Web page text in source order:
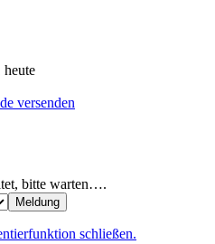
heute
versenden
bitte warten….
schließen.